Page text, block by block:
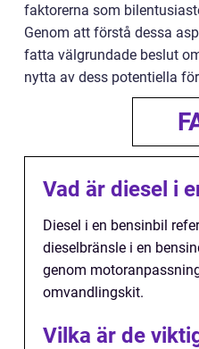
faktorerna som
Genom att förstå dessa
fatta välgrundade beslut
nytta av dess potentiella
Vad är diesel i
Diesel i en bensinbil
dieselbränsle i en
genom
omvandlingskit.
Vilka är de